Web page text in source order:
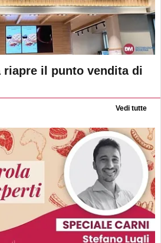
riapre il punto vendita di
Vedi tutte